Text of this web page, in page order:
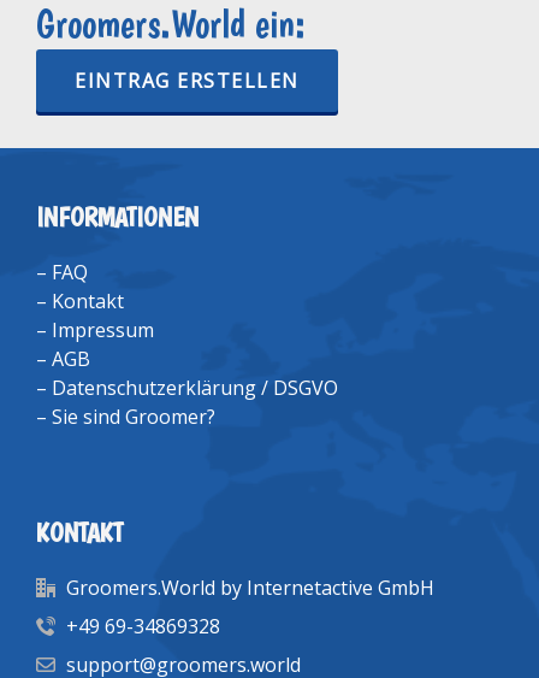
Groomers.World ein:
EINTRAG ERSTELLEN
INFORMATIONEN
– FAQ
– Kontakt
– Impressum
– AGB
– Datenschutzerklärung / DSGVO
– Sie sind Groomer?
KONTAKT
Groomers.World by Internetactive GmbH
+49 69-34869328
support@groomers.world